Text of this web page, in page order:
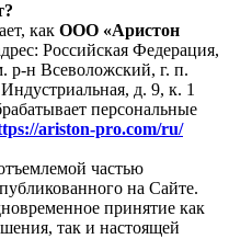
как ООО «Аристон
Российская Федерация,
р-н Всеволожский, г. п.
д. 9, к. 1
персональные
ariston-pro.com/ru/
частью
на Сайте.
принятие как
так и настоящей